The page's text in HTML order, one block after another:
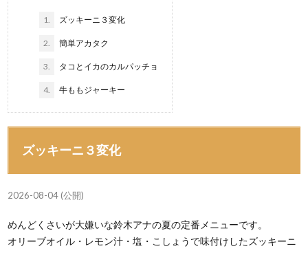
1. ズッキーニ３変化
2. 簡単アカタク
3. タコとイカのカルパッチョ
4. 牛ももジャーキー
ズッキーニ３変化
2026-08-04 (公開)
めんどくさいが大嫌いな鈴木アナの夏の定番メニューです。
オリーブオイル・レモン汁・塩・こしょうで味付けしたズッキーニ